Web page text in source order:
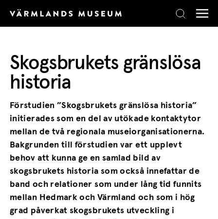
Skogsbrukets gränslösa
historia
Förstudien ”Skogsbrukets gränslösa historia”
initierades som en del av utökade kontaktytor
mellan de två regionala museiorganisationerna.
Bakgrunden till förstudien var ett upplevt
behov att kunna ge en samlad bild av
skogsbrukets historia som också innefattar de
band och relationer som under lång tid funnits
mellan Hedmark och Värmland och som i hög
grad påverkat skogsbrukets utveckling i